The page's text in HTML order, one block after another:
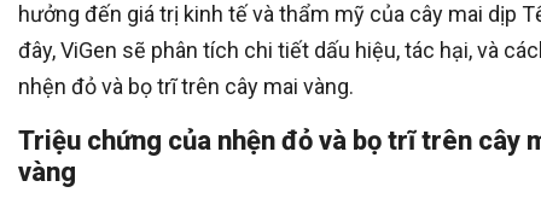
hưởng đến giá trị kinh tế và thẩm mỹ của cây mai dịp
đây, ViGen sẽ phân tích chi tiết dấu hiệu, tác hại, và
nhện đỏ và bọ trĩ trên cây mai vàng.
Triệu chứng của nhện đỏ và bọ trĩ trên cây
vàng